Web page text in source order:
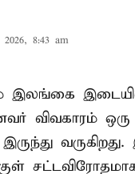
8:43 am
இலங்கை
விவகாரம் ஒரு